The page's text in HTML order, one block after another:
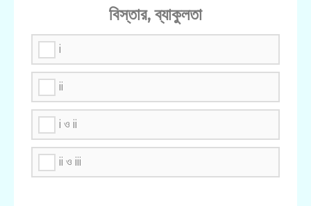
বিস্তার, ব্যাকুলতা
i
ii
i ও ii
ii ও iii